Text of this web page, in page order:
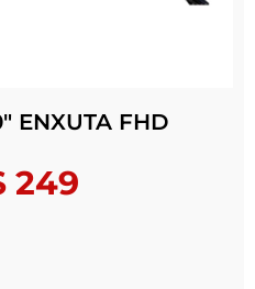
ENXUTA FHD
249